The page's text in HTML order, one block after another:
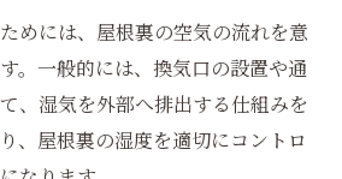
めには、屋根裏の空気の流れを意
。一般的には、換気口の設置や通
、湿気を外部へ排出する仕組みを
、屋根裏の湿度を適切にコントロ